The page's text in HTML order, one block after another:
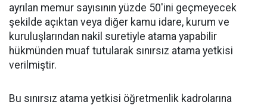
ayrılan memur sayısının yüzde 50'ini geçmeyecek
şekilde açıktan veya diğer kamu idare, kurum ve
kuruluşlarından nakil suretiyle atama yapabilir
hükmünden muaf tutularak sınırsız atama yetkisi
verilmiştir.
Bu sınırsız atama yetkisi öğretmenlik kadrolarına